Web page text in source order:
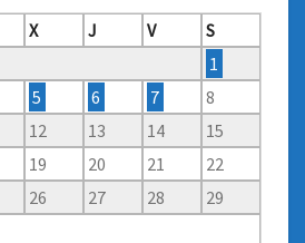
X J V
S
1
5 6 7
8
12 13 14
15
19 20 21
22
26 27 28
29